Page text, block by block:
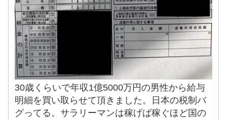
30歳くらいで年収1億5000万円の男性から給与
明細を買い取らせて頂きました。日本の税制バ
グってる。サラリーマンは稼げば稼ぐほど国の